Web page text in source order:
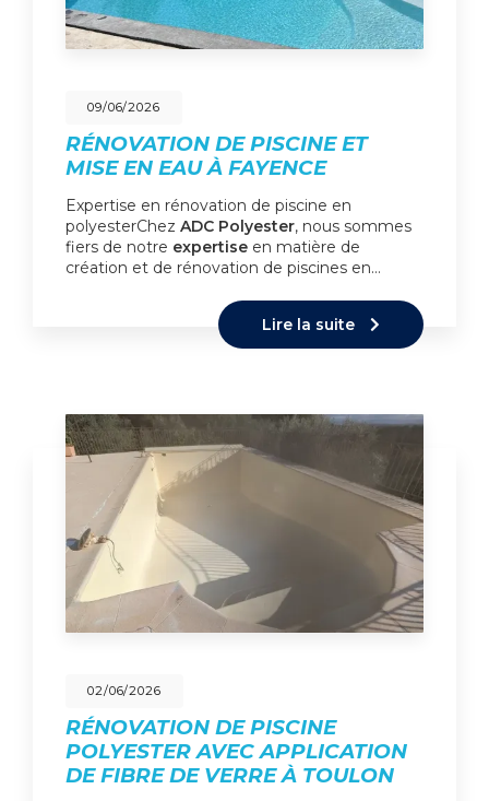
09/06/2026
RÉNOVATION DE PISCINE ET
MISE EN EAU À FAYENCE
Expertise en rénovation de piscine en
polyesterChez ADC Polyester, nous sommes
fiers de notre expertise en matière de
création et de rénovation de piscines en…
Lire la suite
02/06/2026
RÉNOVATION DE PISCINE
POLYESTER AVEC APPLICATION
DE FIBRE DE VERRE À TOULON